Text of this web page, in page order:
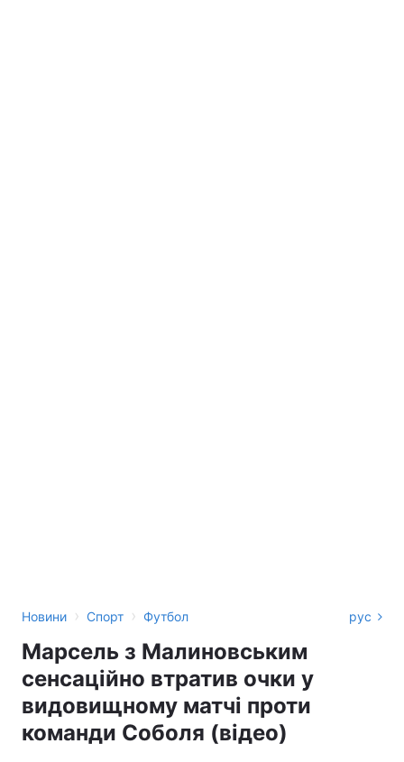
Новини › Спорт › Футбол рус
Марсель з Малиновським
сенсаційно втратив очки у
видовищному матчі проти
команди Соболя (відео)